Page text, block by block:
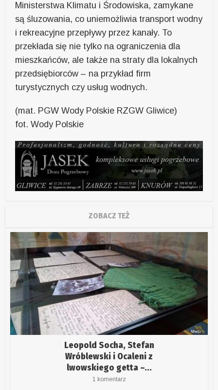
Ministerstwa Klimatu i Środowiska, zamykane
są śluzowania, co uniemożliwia transport wodny
i rekreacyjne przepływy przez kanały. To
przekłada się nie tylko na ograniczenia dla
mieszkańców, ale także na straty dla lokalnych
przedsiębiorców – na przykład firm
turystycznych czy usług wodnych.
(mat. PGW Wody Polskie RZGW Gliwice)
fot. Wody Polskie
ZOBACZ TEŻ
Leopold Socha, Stefan
Wróblewski i Ocaleni z
lwowskiego getta –...
1 komentarz